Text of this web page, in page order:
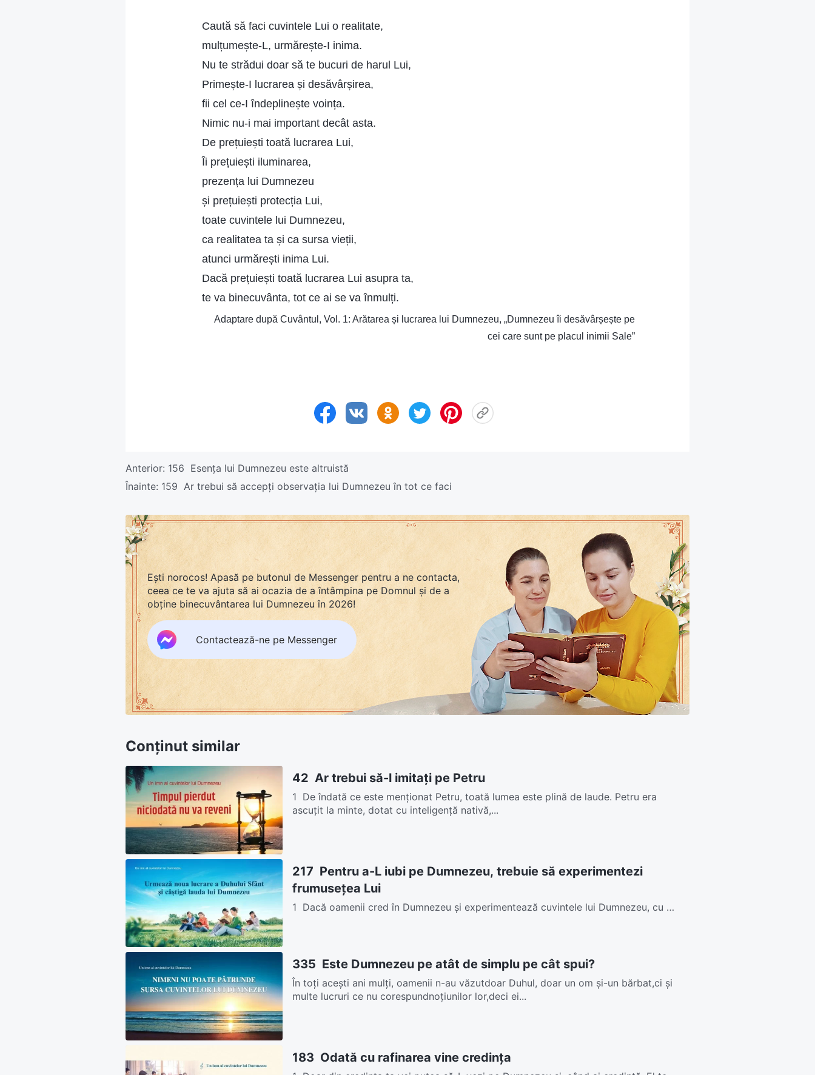
Caută să faci cuvintele Lui o realitate,
mulțumește-L, urmărește-I inima.
Nu te strădui doar să te bucuri de harul Lui,
Primește-I lucrarea și desăvârșirea,
fii cel ce-I îndeplinește voința.
Nimic nu-i mai important decât asta.
De prețuiești toată lucrarea Lui,
Îi prețuiești iluminarea,
prezența lui Dumnezeu
și prețuiești protecția Lui,
toate cuvintele lui Dumnezeu,
ca realitatea ta și ca sursa vieții,
atunci urmărești inima Lui.
Dacă prețuiești toată lucrarea Lui asupra ta,
te va binecuvânta, tot ce ai se va înmulți.
Adaptare după Cuvântul, Vol. 1: Arătarea și lucrarea lui Dumnezeu, „Dumnezeu îi desăvârșește pe
cei care sunt pe placul inimii Sale”
Anterior: 156 Esența lui Dumnezeu este altruistă
Înainte: 159 Ar trebui să accepți observația lui Dumnezeu în tot ce faci
Ești norocos! Apasă pe butonul de Messenger pentru a ne contacta,
ceea ce te va ajuta să ai ocazia de a întâmpina pe Domnul și de a
obține binecuvântarea lui Dumnezeu în 2026!
Contactează-ne pe Messenger
Conținut similar
42 Ar trebui să-l imitați pe Petru
1 De îndată ce este menţionat Petru, toată lumea este plină de laude. Petru era
ascuţit la minte, dotat cu inteligenţă nativă,...
217 Pentru a-L iubi pe Dumnezeu, trebuie să experimentezi
frumusețea Lui
1 Dacă oamenii cred în Dumnezeu și experimentează cuvintele lui Dumnezeu, cu o
335 Este Dumnezeu pe atât de simplu pe cât spui?
În toți acești ani mulți, oamenii n-au văzutdoar Duhul, doar un om și-un bărbat,ci și
multe lucruri ce nu corespundnoțiunilor lor,deci ei...
183 Odată cu rafinarea vine credința